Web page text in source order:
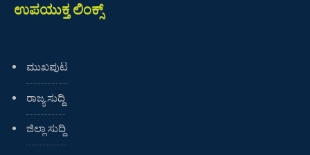
ಉಪಯುಕ್ತ ಲಿಂಕ್ಸ್
ಮುಖಪುಟ
ರಾಜ್ಯ ಸುದ್ದಿ
ಜಿಲ್ಲಾ ಸುದ್ದಿ